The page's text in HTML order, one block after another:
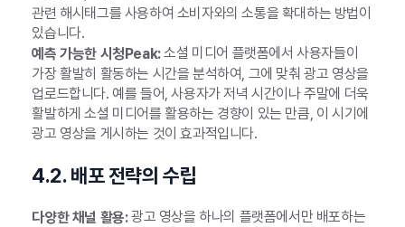
관련 해시태그를 사용하여 소비자와의 소통을 확대하는 방법이
있습니다.
예측 가능한 시청Peak:소셜 미디어 플랫폼에서 사용자들이
가장 활발히 활동하는 시간을 분석하여, 그에 맞춰 광고 영상을
업로드합니다. 예를 들어, 사용자가 저녁 시간이나 주말에 더욱
활발하게 소셜 미디어를 활용하는 경향이 있는 만큼, 이 시기에
광고 영상을 게시하는 것이 효과적입니다.
4.2. 배포 전략의 수립
다양한 채널 활용:광고 영상을 하나의 플랫폼에서만 배포하는